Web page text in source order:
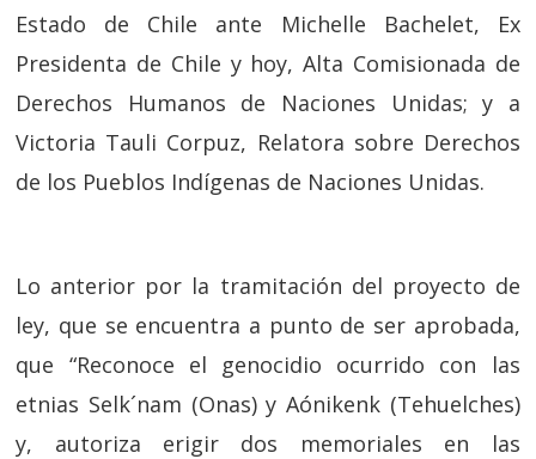
Estado de Chile ante Michelle Bachelet, Ex
Presidenta de Chile y hoy, Alta Comisionada de
Derechos Humanos de Naciones Unidas; y a
Victoria Tauli Corpuz, Relatora sobre Derechos
de los Pueblos Indígenas de Naciones Unidas.
Lo anterior por la tramitación del proyecto de
ley, que se encuentra a punto de ser aprobada,
que “Reconoce el genocidio ocurrido con las
etnias Selk´nam (Onas) y Aónikenk (Tehuelches)
y, autoriza erigir dos memoriales en las